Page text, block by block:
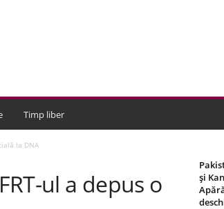
Timp liber
la DNA
ul a depus o
și